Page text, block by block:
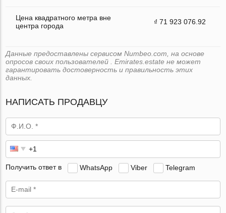
Цена квадратного метра вне
центра города
₫ 71 923 076.92
Данные предоставлены сервисом Numbeo.com, на основе
опросов своих пользователей . Emirates.estate не может
гарантировать достоверность и правильность этих
данных.
НАПИСАТЬ ПРОДАВЦУ
Получить ответ в WhatsApp Viber Telegram